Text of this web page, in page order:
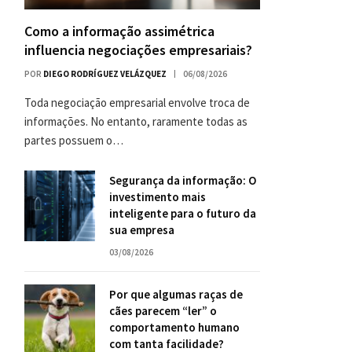
Como a informação assimétrica
influencia negociações empresariais?
POR DIEGO RODRÍGUEZ VELÁZQUEZ 06/08/2026
Toda negociação empresarial envolve troca de
informações. No entanto, raramente todas as
partes possuem o…
Segurança da informação: O
investimento mais
inteligente para o futuro da
sua empresa
03/08/2026
Por que algumas raças de
cães parecem “ler” o
comportamento humano
com tanta facilidade?